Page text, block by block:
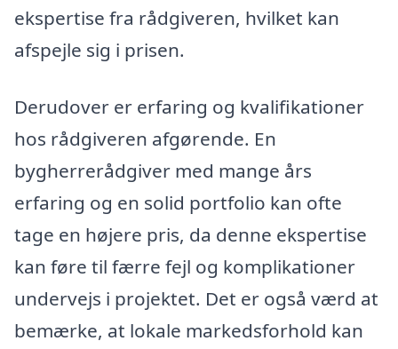
ekspertise fra rådgiveren, hvilket kan
afspejle sig i prisen.
Derudover er erfaring og kvalifikationer
hos rådgiveren afgørende. En
bygherrerådgiver med mange års
erfaring og en solid portfolio kan ofte
tage en højere pris, da denne ekspertise
kan føre til færre fejl og komplikationer
undervejs i projektet. Det er også værd at
bemærke, at lokale markedsforhold kan